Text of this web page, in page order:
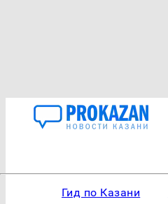
Гид по Казани